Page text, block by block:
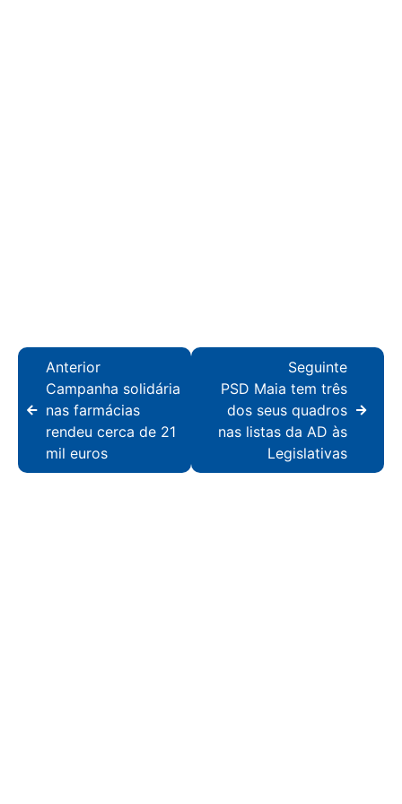
Anterior
Campanha solidária
nas farmácias
rendeu cerca de 21
mil euros
Seguinte
PSD Maia tem três
dos seus quadros
nas listas da AD às
Legislativas